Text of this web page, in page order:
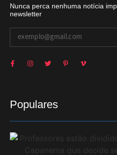
Nunca perca nenhuma notícia
newsletter
Populares